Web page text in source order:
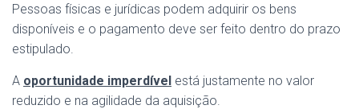
Pessoas físicas e jurídicas podem adquirir os bens
disponíveis e o pagamento deve ser feito dentro do prazo
estipulado.
A oportunidade imperdível está justamente no valor
reduzido e na agilidade da aquisição.